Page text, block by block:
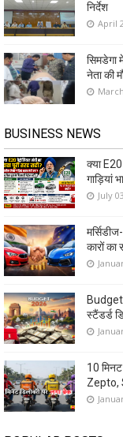
निर्देश
April
सिमडेगा
नेता की
BUSINESS NEWS
क्या E20
गाड़ियां
July
कारों का
Budget
स्टैंडर्ड
10
Zepto,